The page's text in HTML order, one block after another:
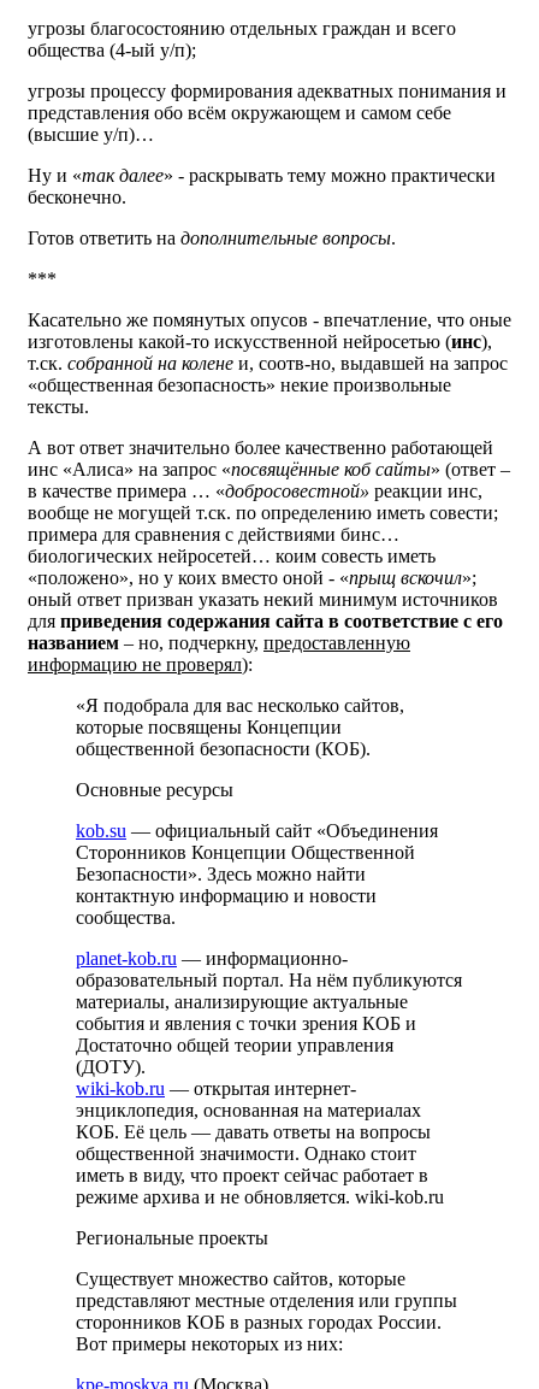
угрозы благосостоянию отдельных граждан и всего
общества (4-ый у/п);
угрозы процессу формирования адекватных понимания и
представления обо всём окружающем и самом себе
(высшие у/п)…
Ну и «так далее» - раскрывать тему можно практически
бесконечно.
Готов ответить на дополнительные вопросы.
***
Касательно же помянутых опусов - впечатление, что оные
изготовлены какой-то искусственной нейросетью (инс),
т.ск. собранной на колене и, соотв-но, выдавшей на запрос
«общественная безопасность» некие произвольные
тексты.
А вот ответ значительно более качественно работающей
инс «Алиса» на запрос «посвящённые коб сайты» (ответ –
в качестве примера … «добросовестной» реакции инс,
вообще не могущей т.ск. по определению иметь совести;
примера для сравнения с действиями бинс…
биологических нейросетей… коим совесть иметь
«положено», но у коих вместо оной - «прыщ вскочил»;
оный ответ призван указать некий минимум источников
для приведения содержания сайта в соответствие с его
названием – но, подчеркну, предоставленную
информацию не проверял):
«Я подобрала для вас несколько сайтов,
которые посвящены Концепции
общественной безопасности (КОБ).
Основные ресурсы
kob.su — официальный сайт «Объединения
Сторонников Концепции Общественной
Безопасности». Здесь можно найти
контактную информацию и новости
сообщества.
planet-kob.ru — информационно-
образовательный портал. На нём публикуются
материалы, анализирующие актуальные
события и явления с точки зрения КОБ и
Достаточно общей теории управления
(ДОТУ).
wiki-kob.ru — открытая интернет-
энциклопедия, основанная на материалах
КОБ. Её цель — давать ответы на вопросы
общественной значимости. Однако стоит
иметь в виду, что проект сейчас работает в
режиме архива и не обновляется. wiki-kob.ru
Региональные проекты
Существует множество сайтов, которые
представляют местные отделения или группы
сторонников КОБ в разных городах России.
Вот примеры некоторых из них:
kpe-moskva.ru (Москва)